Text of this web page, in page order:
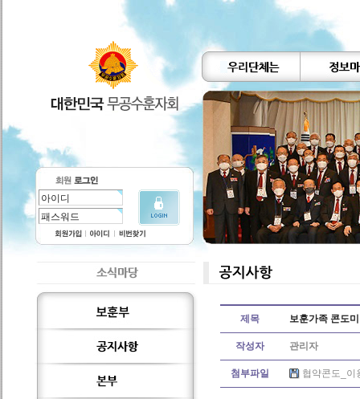
제목 보훈가족 콘도
작성자 관리자
첨부파일 협약콘도_이